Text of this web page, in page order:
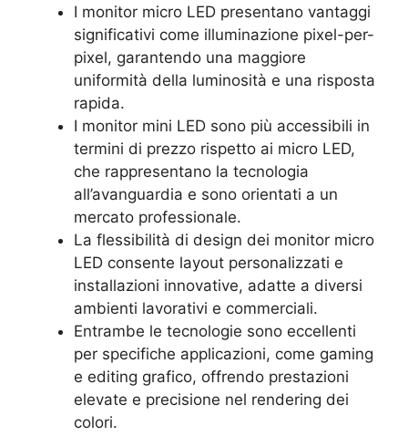
I monitor micro LED presentano vantaggi
significativi come illuminazione pixel-per-
pixel, garantendo una maggiore
uniformità della luminosità e una risposta
rapida.
I monitor mini LED sono più accessibili in
termini di prezzo rispetto ai micro LED,
che rappresentano la tecnologia
all’avanguardia e sono orientati a un
mercato professionale.
La flessibilità di design dei monitor micro
LED consente layout personalizzati e
installazioni innovative, adatte a diversi
ambienti lavorativi e commerciali.
Entrambe le tecnologie sono eccellenti
per specifiche applicazioni, come gaming
e editing grafico, offrendo prestazioni
elevate e precisione nel rendering dei
colori.